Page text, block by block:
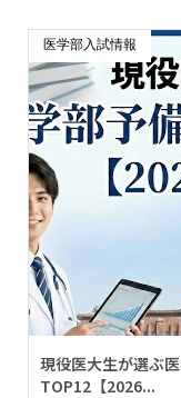
医学部入試情報
現役医大生が選ぶ
TOP12【2026...